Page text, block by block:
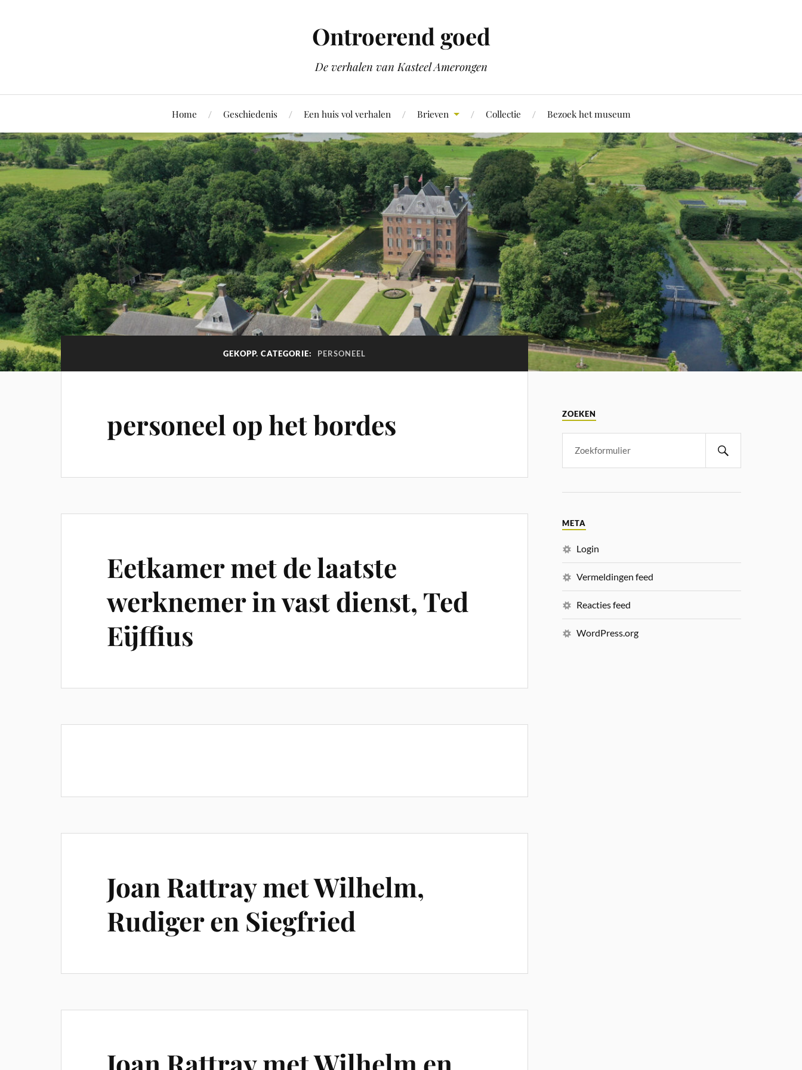
Ontroerend goed
De verhalen van Kasteel Amerongen
Home Geschiedenis Een huis vol verhalen Brieven Collectie Bezoek het museum
GEKOPP. CATEGORIE: PERSONEEL
personeel op het bordes
Eetkamer met de laatste
werknemer in vast dienst, Ted
Eijffius
Joan Rattray met Wilhelm,
Rudiger en Siegfried
ZOEKEN
META
Login
Vermeldingen feed
Reacties feed
WordPress.org